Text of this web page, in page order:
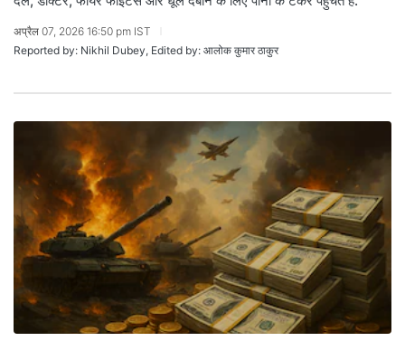
अप्रैल 07, 2026 16:50 pm IST
Reported by: Nikhil Dubey, Edited by: आलोक कुमार ठाकुर